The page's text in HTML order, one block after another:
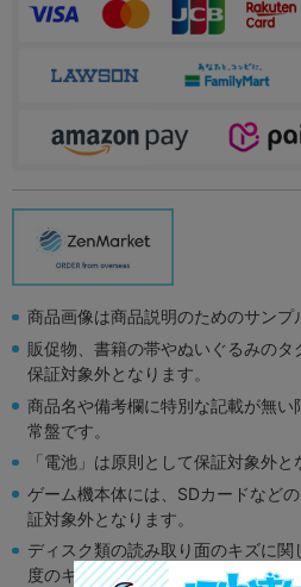
商品画像は商品説明のためのサンプ
販促物、書籍の帯やぬいぐるみの
保証対象外となります。
商品名や備考欄に特別な記載が無い
常盤です。
「電池」は原則として保証対象外と
ゲーム機本体には、SDカードなど
証対象外となります。
ディスク類の読み取り面のキズに
度のキズがある場合がございます。